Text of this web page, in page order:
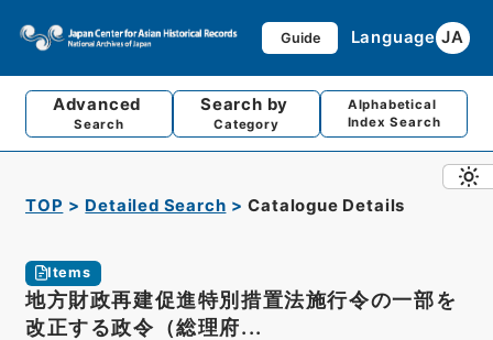
Guide Language JA
Advanced
Search
Search by
Category
Alphabetical
Index Search
TOP Detailed Search Catalogue Details
Items
地方財政再建促進特別措置法施行令の一部を
改正する政令（総理府...